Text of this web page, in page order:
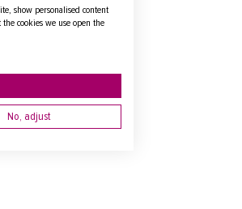
show personalised content
cookies we use open the
No, adjust